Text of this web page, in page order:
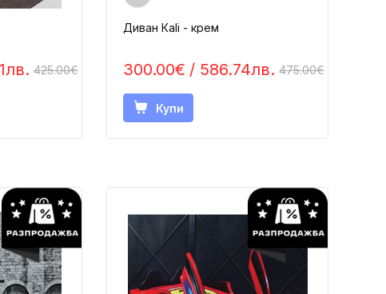
425.00€ 300.00€ / 586.74лв. 475.00€
Диван Каli - крем
Купи